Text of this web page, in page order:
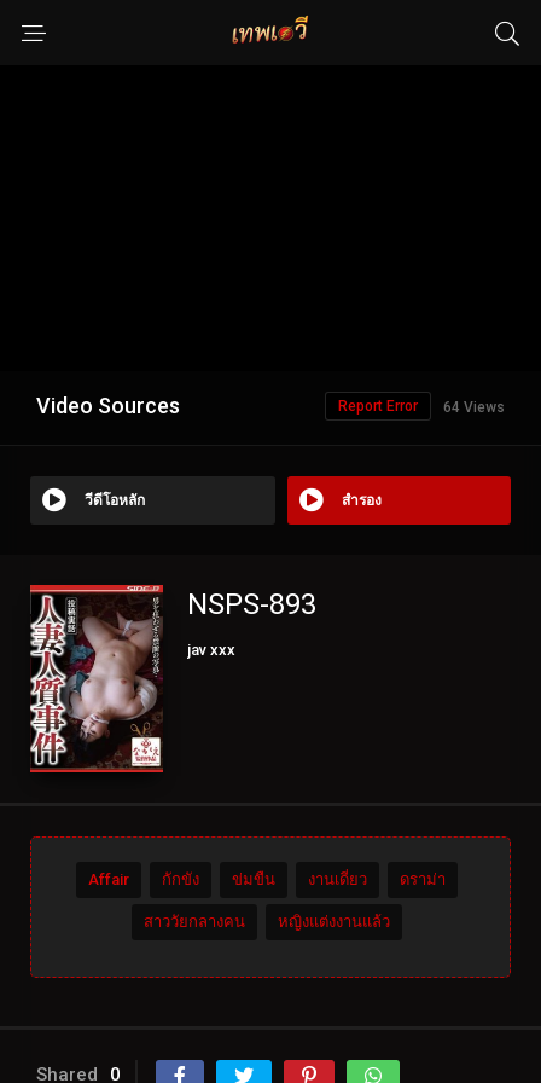
Video Sources 64 Views
Report Error
วีดีโอหลัก สำรอง
NSPS-893
jav xxx
Affair กักขัง ข่มขืน งานเดี่ยว ดราม่า
สาววัยกลางคน หญิงแต่งงานแล้ว
Shared 0